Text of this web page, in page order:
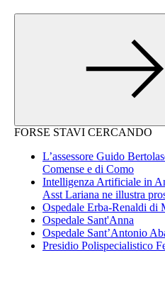
FORSE STAVI CERCANDO
L’assessore Guido
Comense e di Como
Intelligenza Artificiale in
Asst Lariana ne illustra
Ospedale Erba-Renaldi di
Ospedale Sant'Anna
Ospedale Sant’Antonio
Presidio Polispecialistico